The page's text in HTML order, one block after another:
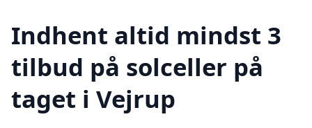
Indhent altid mindst 3
tilbud på solceller på
taget i Vejrup